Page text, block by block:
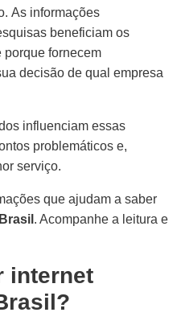
As informações
beneficiam os
porque fornecem
decisão de qual empresa
influenciam essas
problemáticos e,
serviço.
que ajudam a saber
. Acompanhe a leitura e
internet